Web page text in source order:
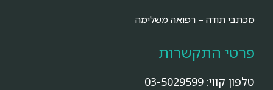
מכתבי תודה – רפואה משלימה
פרטי התקשרות
טלפון קווי: 03-5029599